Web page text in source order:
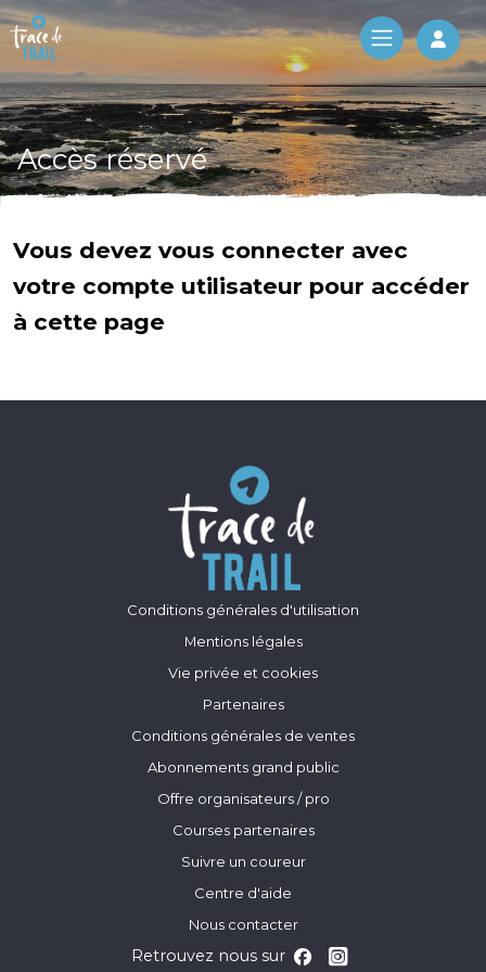
Log
Accès réservé
Vous devez vous connecter avec
votre compte utilisateur pour accéder
à cette page
Conditions générales d'utilisation
Mentions légales
Vie privée et cookies
Partenaires
Conditions générales de ventes
Abonnements grand public
Offre organisateurs / pro
Courses partenaires
Suivre un coureur
Centre d'aide
Nous contacter
Retrouvez nous sur